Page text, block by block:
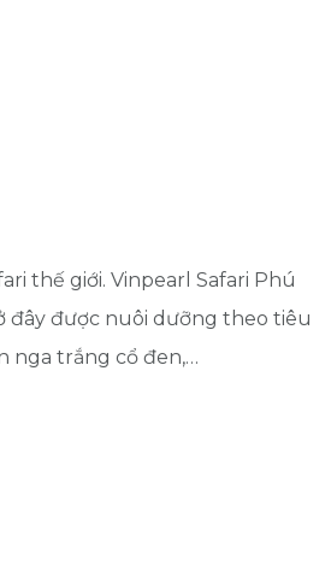
thế giới. Vinpearl Safari Phú
đây được nuôi dưỡng theo tiêu
nga trắng cổ đen,…